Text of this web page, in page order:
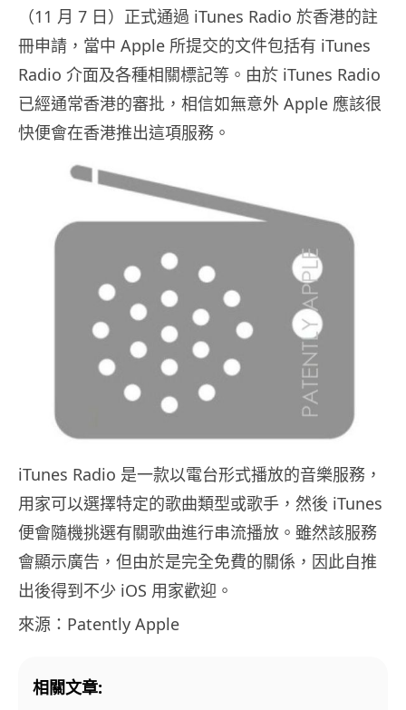
（11 月 7 日）正式通過 iTunes Radio 於香港的註
冊申請，當中 Apple 所提交的文件包括有 iTunes
Radio 介面及各種相關標記等。由於 iTunes Radio
已經通常香港的審批，相信如無意外 Apple 應該很
快便會在香港推出這項服務。
iTunes Radio 是一款以電台形式播放的音樂服務，
用家可以選擇特定的歌曲類型或歌手，然後 iTunes
便會隨機挑選有關歌曲進行串流播放。雖然該服務
會顯示廣告，但由於是完全免費的關係，因此自推
出後得到不少 iOS 用家歡迎。
來源：Patently Apple
相關文章: